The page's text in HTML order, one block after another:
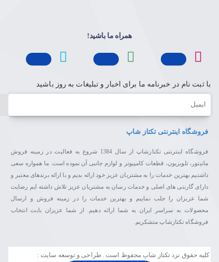
همراه ما باشید!
با ثبت نام در خبرنامه ما برای اخبار و تبلیغات به روز باشید
ایمیل
فروشگاه اینترنتی تکتاز شاپ
فروشگاه اینترنتی تکتازشاپ از سال 1384 شروع به فعالیت در زمینه فروش
مانیتور، تلویزیون، قطعات کامپیوتر و لوازم جانبی آن نموده است. ما همواره سعی
داشتیم بهترین خدمات را به مشتریان عزیز خود ارائه بدیم و با ارائه برندهای معتبر و
دارای گارنتی های اصلی و خدمات رسان به مشتریان عزیز تلاش داشته ایم رضایت
شما عزیزان را جلب نماییم و بهترین خدمات را در زمینه فروش و ارسال
محصولات به سراسر ایران به شما ارائه دهیم. از شما عزیزان بابت انتخاب
فروشگاه تکتازشاپ متشکریم.
کلیه حقوق نزد تکتاز شاپ محفوظ است . طراحی و توسعه سایت :